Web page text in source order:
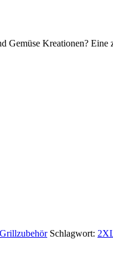
Gemüse Kreationen?
Grillzubehör Schlagwort: